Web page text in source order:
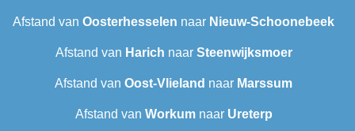
Afstand van Oosterhesselen naar Nieuw-Schoonebeek
Afstand van Harich naar Steenwijksmoer
Afstand van Oost-Vlieland naar Marssum
Afstand van Workumnaar Ureterp